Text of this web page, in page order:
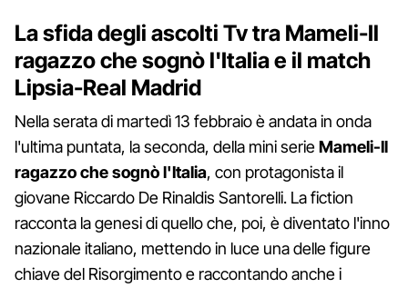
La sfida degli ascolti Tv tra Mameli-Il
ragazzo che sognò l'Italia e il match
Lipsia-Real Madrid
Nella serata di martedì 13 febbraio è andata in onda
l'ultima puntata, la seconda, della mini serieMameli-Il
ragazzo che sognò l'Italia, con protagonista il
giovane Riccardo De Rinaldis Santorelli. La fiction
racconta la genesi di quello che, poi, è diventato l'inno
nazionale italiano, mettendo in luce una delle figure
chiave del Risorgimento e raccontando anche i